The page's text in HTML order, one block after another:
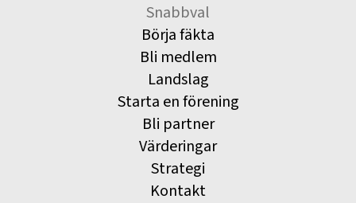
Snabbval
Börja fäkta
Bli medlem
Landslag
Starta en förening
Bli partner
Värderingar
Strategi
Kontakt